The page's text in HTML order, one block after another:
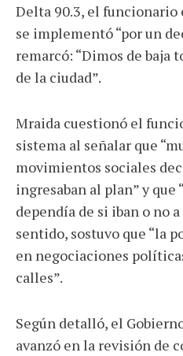
Delta 90.3, el funcionario
se implementó “por un
remarcó: “Dimos de baja
de la ciudad”.
Mraida cuestionó el
sistema al señalar que
movimientos sociales
ingresaban al plan” y
dependía de si iban o no a
sentido, sostuvo que “la
en negociaciones
calles”.
Según detalló, el
avanzó en la revisión de